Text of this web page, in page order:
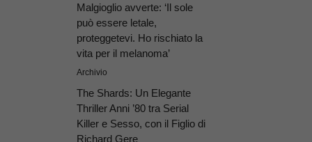
Malgioglio avverte: ‘Il sole
può essere letale,
proteggetevi. Ho rischiato la
vita per il melanoma’
Archivio
The Shards: Un Elegante
Thriller Anni ’80 tra Serial
Killer e Sesso, con il Figlio di
Richard Gere